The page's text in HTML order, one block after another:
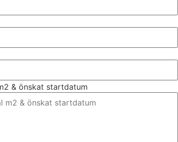
& önskat startdatum